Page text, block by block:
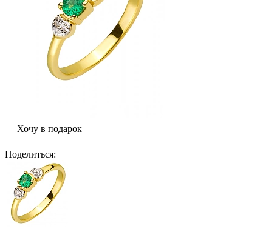
Хочу в подарок
Поделиться: